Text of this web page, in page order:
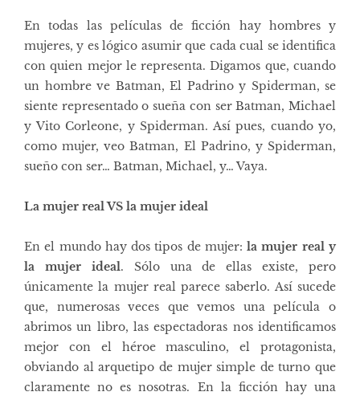
En todas las películas de ficción hay hombres y
mujeres, y es lógico asumir que cada cual se identifica
con quien mejor le representa. Digamos que, cuando
un hombre ve Batman, El Padrino y Spiderman, se
siente representado o sueña con ser Batman, Michael
y Vito Corleone, y Spiderman. Así pues, cuando yo,
como mujer, veo Batman, El Padrino, y Spiderman,
sueño con ser… Batman, Michael, y… Vaya.
La mujer real VS la mujer ideal
En el mundo hay dos tipos de mujer:la mujer real y
la mujer ideal. Sólo una de ellas existe, pero
únicamente la mujer real parece saberlo. Así sucede
que, numerosas veces que vemos una película o
abrimos un libro, las espectadoras nos identificamos
mejor con el héroe masculino, el protagonista,
obviando al arquetipo de mujer simple de turno que
claramente no es nosotras. En la ficción hay una